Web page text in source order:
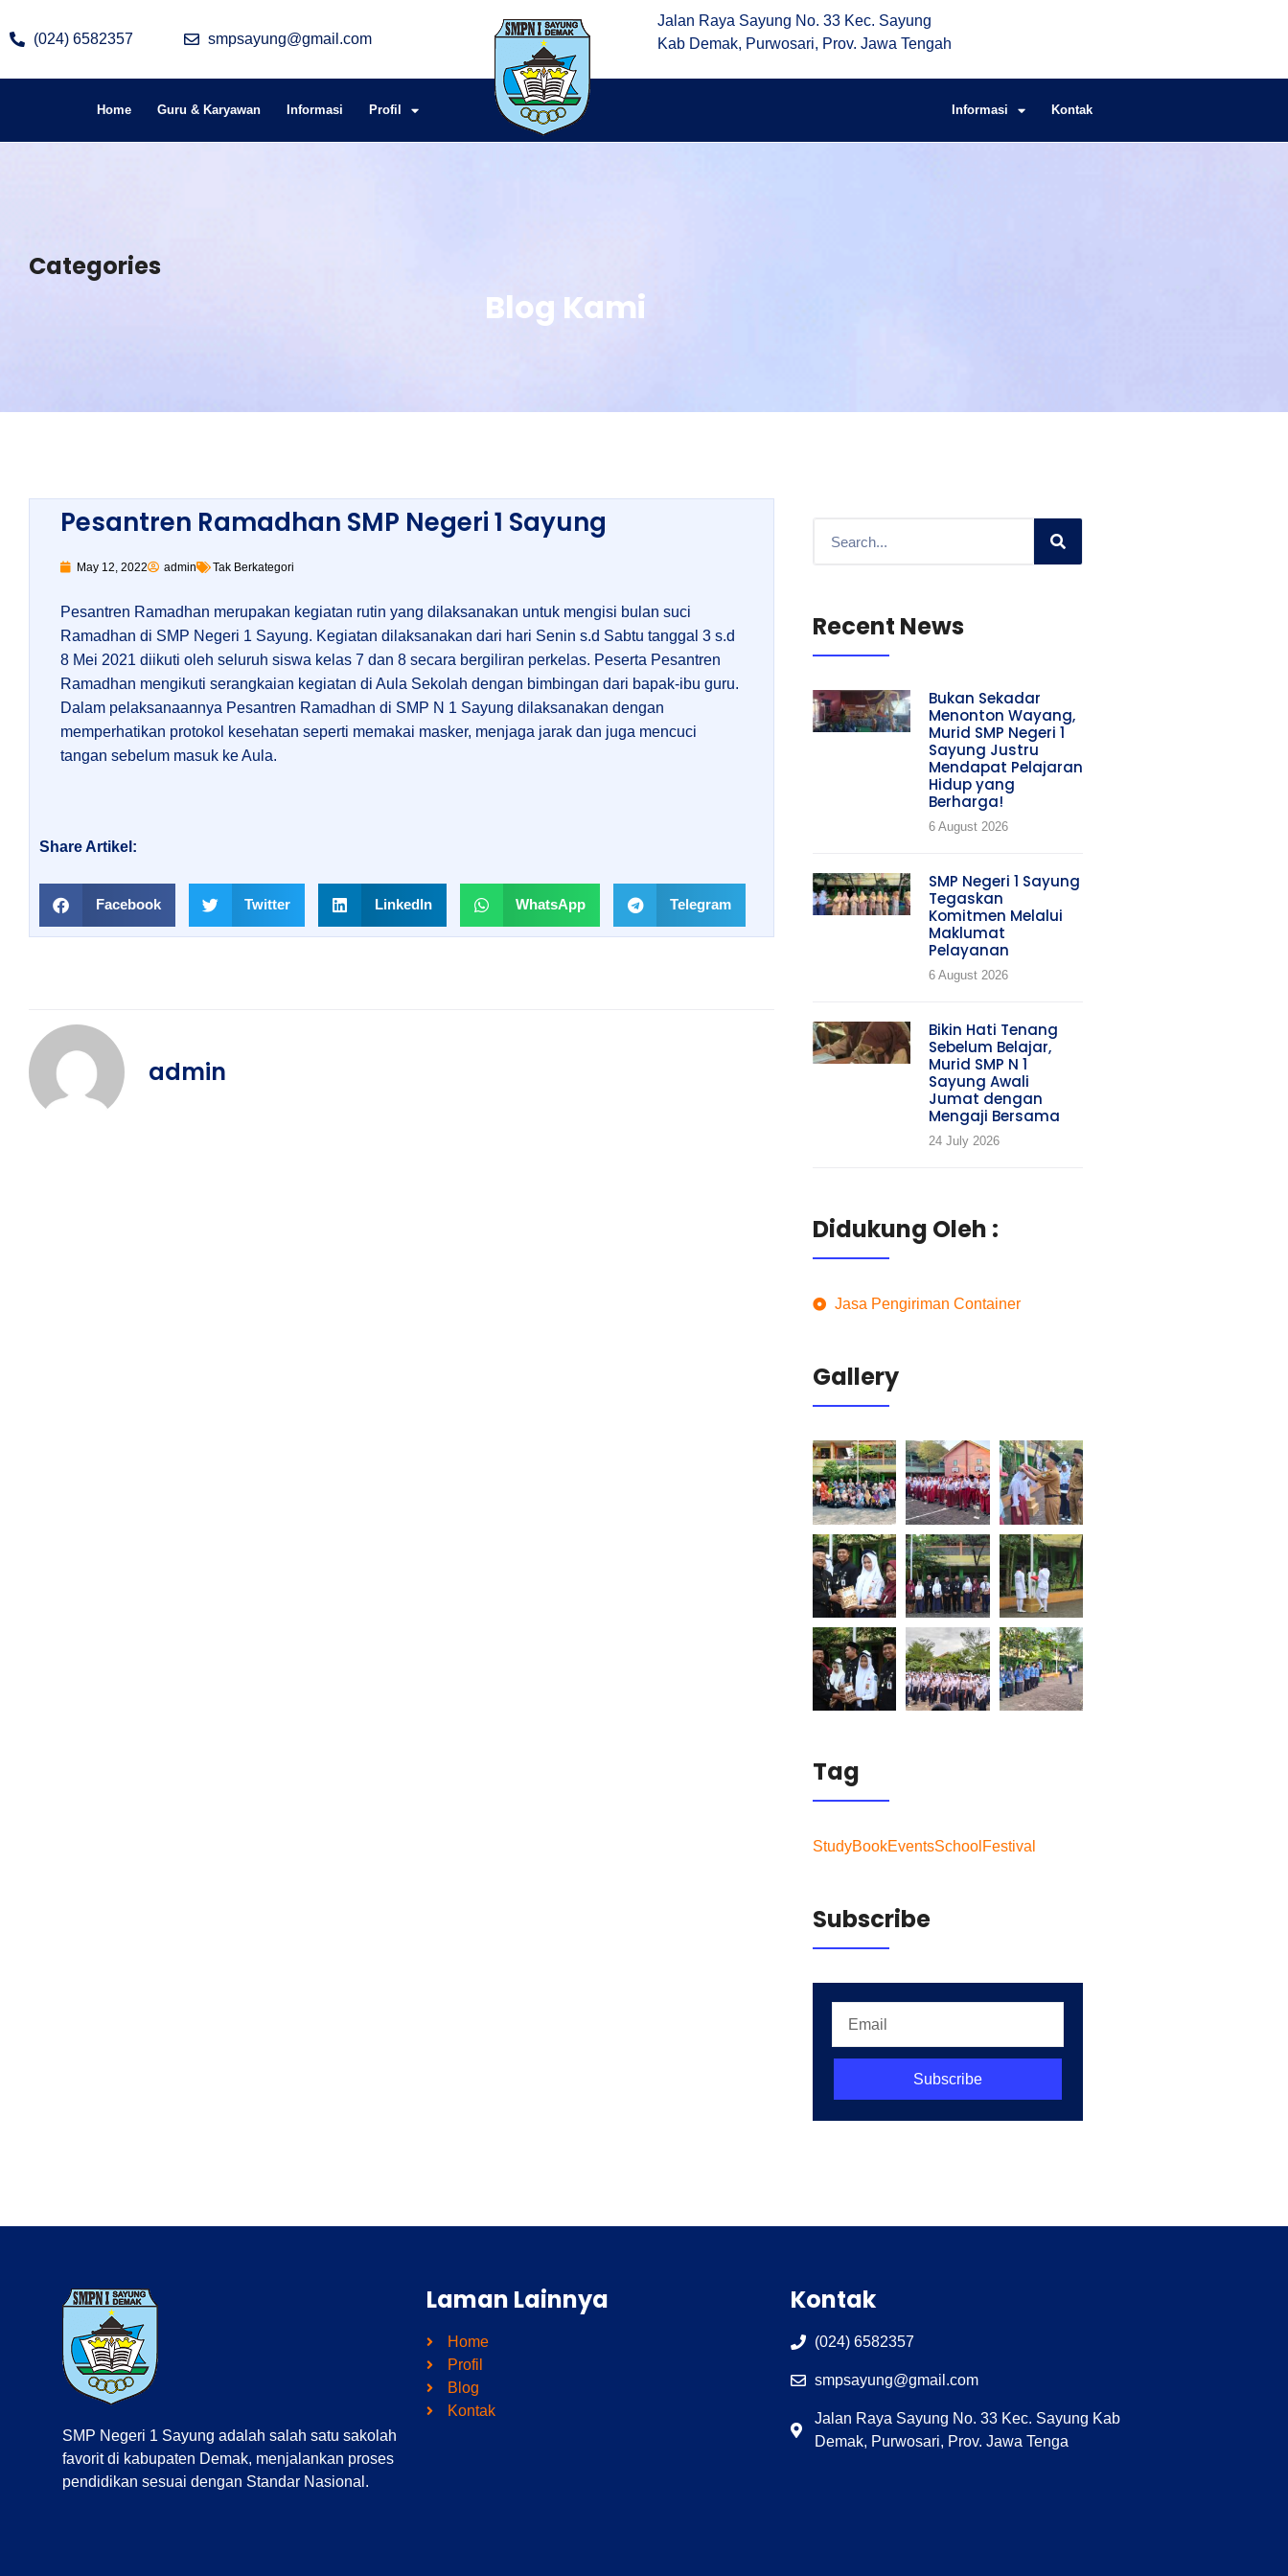
(024) 6582357 smpsayung@gmail.com
Jalan Raya Sayung No. 33 Kec. Sayung
Kab Demak, Purwosari, Prov. Jawa Tengah
Home Guru & Karyawan Informasi Profil Informasi Kontak
Categories
Blog Kami
Pesantren Ramadhan SMP Negeri 1 Sayung
May 12, 2022 admin Tak Berkategori
Pesantren Ramadhan merupakan kegiatan rutin yang dilaksanakan untuk mengisi bulan suci
Ramadhan di SMP Negeri 1 Sayung. Kegiatan dilaksanakan dari hari Senin s.d Sabtu tanggal 3 s.d
8 Mei 2021 diikuti oleh seluruh siswa kelas 7 dan 8 secara bergiliran perkelas. Peserta Pesantren
Ramadhan mengikuti serangkaian kegiatan di Aula Sekolah dengan bimbingan dari bapak-ibu guru.
Dalam pelaksanaannya Pesantren Ramadhan di SMP N 1 Sayung dilaksanakan dengan
memperhatikan protokol kesehatan seperti memakai masker, menjaga jarak dan juga mencuci
tangan sebelum masuk ke Aula.
Share Artikel:
Facebook Twitter LinkedIn WhatsApp Telegram
admin
Recent News
Bukan Sekadar
Menonton Wayang,
Murid SMP Negeri 1
Sayung Justru
Mendapat Pelajaran
Hidup yang
Berharga!
6 August 2026
SMP Negeri 1 Sayung
Tegaskan
Komitmen Melalui
Maklumat
Pelayanan
6 August 2026
Bikin Hati Tenang
Sebelum Belajar,
Murid SMP N 1
Sayung Awali
Jumat dengan
Mengaji Bersama
24 July 2026
Didukung Oleh :
Jasa Pengiriman Container
Gallery
Tag
StudyBookEventsSchool Festival
Subscribe
Subscribe
SMP Negeri 1 Sayung adalah salah satu sakolah
favorit di kabupaten Demak, menjalankan proses
pendidikan sesuai dengan Standar Nasional.
Laman Lainnya
Home
Profil
Blog
Kontak
Kontak
(024) 6582357
smpsayung@gmail.com
Jalan Raya Sayung No. 33 Kec. Sayung Kab
Demak, Purwosari, Prov. Jawa Tenga